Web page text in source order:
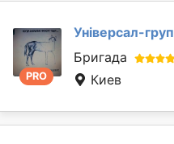
PRO
Універсал-груп
Бригада
Киев